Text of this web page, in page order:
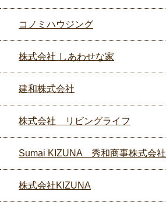
コノミハウジング
株式会社 しあわせな家
建和株式会社
株式会社 リビングライフ
Sumai KIZUNA 秀和商事株式会社
株式会社KIZUNA